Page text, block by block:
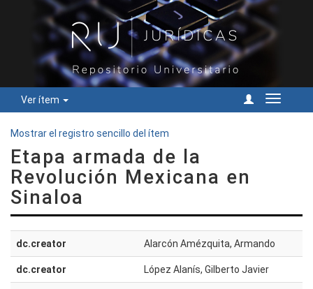
Ver ítem
Cambiar
Mostrar el registro sencillo del ítem
Etapa armada de la
Revolución Mexicana en
Sinaloa
dc.creator Alarcón Amézquita, Armando
dc.creator López Alanís, Gilberto Javier